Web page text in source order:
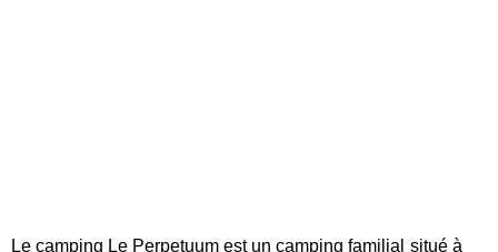
Le camping Le Perpetuum est un camping familial situé à